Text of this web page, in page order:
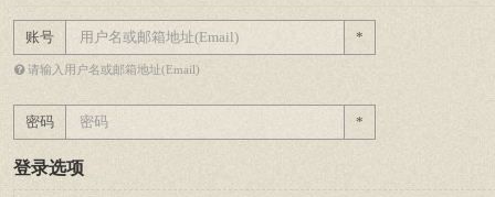
账号 *
请输入用户名或邮箱地址(Email)
密码 *
登录选项